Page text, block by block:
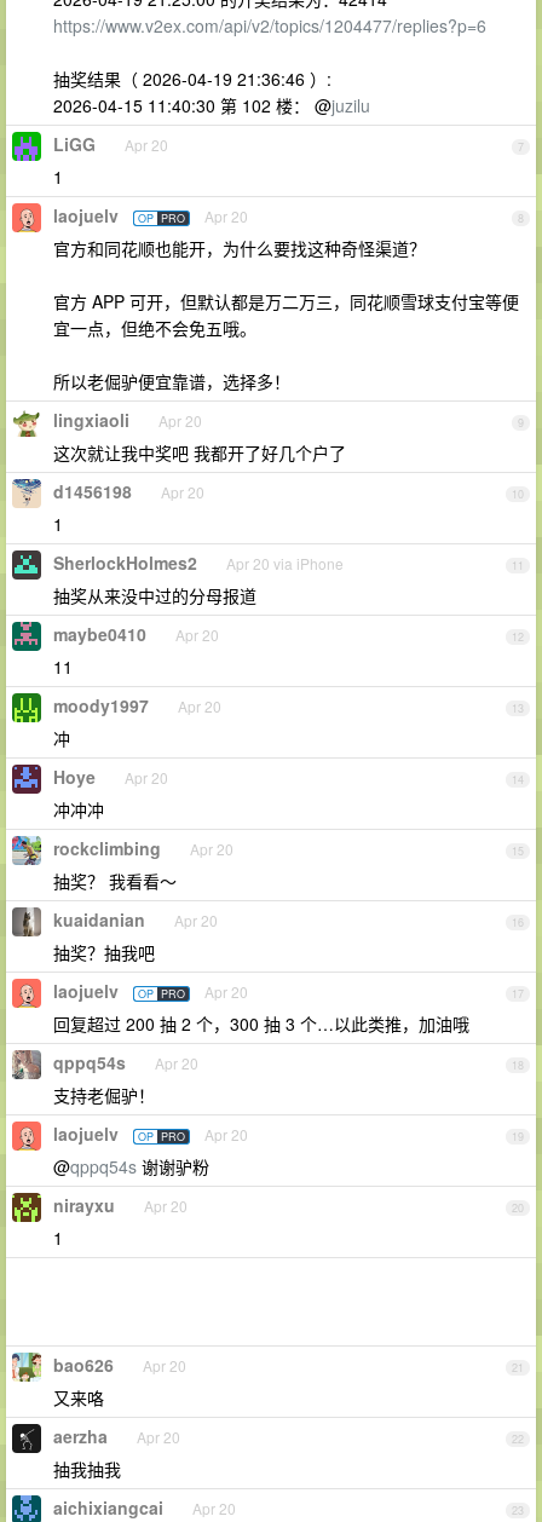
https://www.v2ex.com/api/v2/topics/1204477/replies?p=6
抽奖结果（ 2026-04-19 21:36:46 ）:
2026-04-15 11:40:30 第 102 楼： @juzilu
7
LiGG Apr 20
1
8
laojuelv OP PRO Apr 20
官方和同花顺也能开，为什么要找这种奇怪渠道？
官方 APP 可开，但默认都是万二万三，同花顺雪球支付宝等便
宜一点，但绝不会免五哦。
所以老倔驴便宜靠谱，选择多！
9
lingxiaoli Apr 20
这次就让我中奖吧 我都开了好几个户了
10
d1456198 Apr 20
1
11
SherlockHolmes2 Apr 20 via iPhone
抽奖从来没中过的分母报道
12
maybe0410 Apr 20
11
13
moody1997 Apr 20
冲
14
Hoye Apr 20
冲冲冲
15
rockclimbing Apr 20
抽奖？ 我看看～
16
kuaidanian Apr 20
抽奖？抽我吧
17
laojuelv OP PRO Apr 20
回复超过 200 抽 2 个，300 抽 3 个…以此类推，加油哦
18
qppq54s Apr 20
支持老倔驴！
19
laojuelv OP PRO Apr 20
@qppq54s 谢谢驴粉
20
nirayxu Apr 20
1
21
bao626 Apr 20
又来咯
22
aerzha Apr 20
抽我抽我
23
aichixiangcai Apr 20